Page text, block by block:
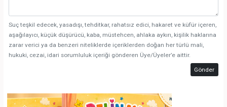
Suç teşkil edecek, yasadışı, tehditkar, rahatsız edici, hakaret ve küfür içeren,
aşağılayıcı, küçük düşürücü, kaba, müstehcen, ahlaka aykırı, kişilik haklarına
zarar verici ya da benzeri niteliklerde içeriklerden doğan her türlü mali,
hukuki, cezai, idari sorumluluk içeriği gönderen Üye/Üyeler’e aittir.
Gönder